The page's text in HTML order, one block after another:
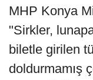
MHP Konya
"Sirkler,
biletle girilen
doldurmamış